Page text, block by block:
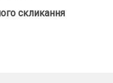
скликання